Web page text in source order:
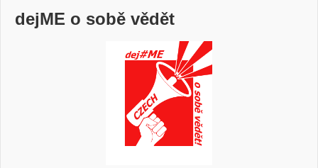
dejME o sobě vědět